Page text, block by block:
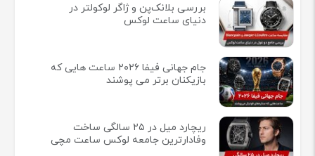
بررسی بلانک‌پن و ژاگر لوکولتر در
دنیای ساعت لوکس
جام جهانی فیفا ۲۰۲۶ ساعت هایی که
بازیکنان برتر می پوشند
ریچارد میل در ۲۵ سالگی ساخت
وفادارترین جامعه لوکس ساعت مچی